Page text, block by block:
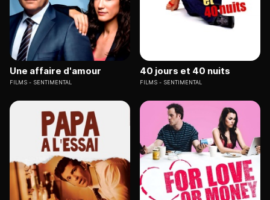
Une affaire d'amour
FILMS SENTIMENTAL
40 jours et 40 nuits
FILMS SENTIMENTAL